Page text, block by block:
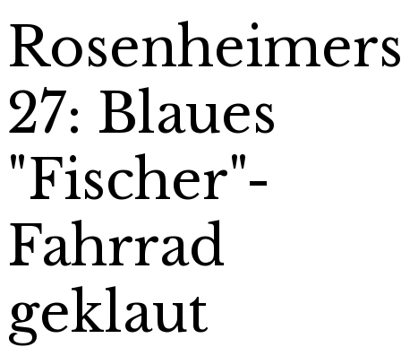
27: Blaues
"Fischer"-
Fahrrad
geklaut